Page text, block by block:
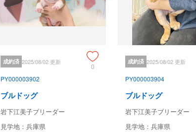
成約済 2025/08/02 更新
0
PY000003902
ブルドッグ
岩下江美子ブリーダー
見学地：兵庫県
成約済 2025/08/02 更新
PY000003904
ブルドッグ
岩下江美子ブリーダー
見学地：兵庫県